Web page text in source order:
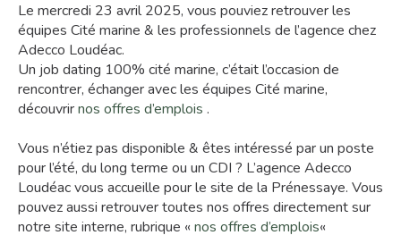
Le mercredi 23 avril 2025, vous pouviez retrouver les
équipes Cité marine & les professionnels de l’agence chez
Adecco Loudéac.
Un job dating 100% cité marine, c’était l’occasion de
rencontrer, échanger avec les équipes Cité marine,
découvrirnos offres d’emplois .
Vous n’étiez pas disponible & êtes intéressé par un poste
pour l’été, du long terme ou un CDI ? L’agence Adecco
Loudéac vous accueille pour le site de la Prénessaye. Vous
pouvez aussi retrouver toutes nos offres directement sur
notre site interne, rubrique « nos offres d’emplois«